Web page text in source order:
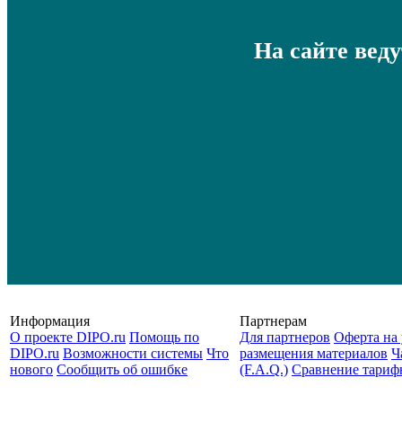
На сайте
Информация
О проекте DIPO.ru Помощь по
DIPO.ru Возможности системы Что
нового Сообщить об ошибке
Партнерам
Для партнеров Оферта на
размещения материалов
(F.A.Q.) Cравнение